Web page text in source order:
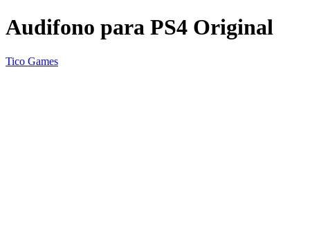
Audifono para PS4 Original
Tico Games